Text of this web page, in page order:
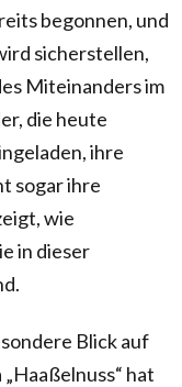
begonnen, und
sicherstellen,
Miteinanders im
die heute
ihre
sogar ihre
wie
in dieser
Blick auf
hat